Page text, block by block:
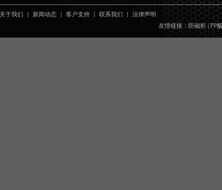
关于我们 新闻动态 客户支持 联系我们
法律声明
友情链接： 防磁柜 PP